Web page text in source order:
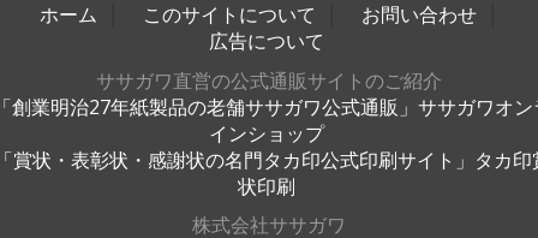
ホーム このサイトについて お問い合わせ
広告について
ササガワ直営の公式通販サイトのご紹介
創業明治27年紙製品の老舗ササガワ公式通販」ササガワオン
インショップ
賞状・表彰状・感謝状の名門タカ印公式印刷サイト」タカ印
状印刷
株式会社ササガワ